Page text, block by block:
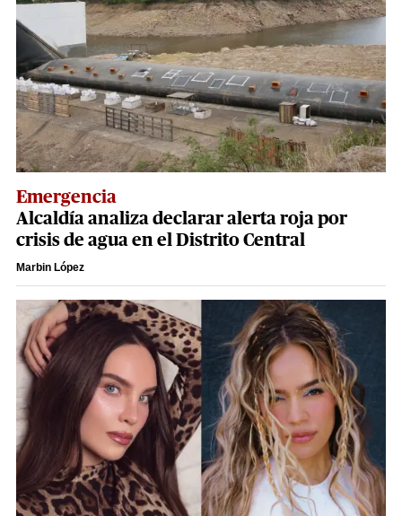
Emergencia
Alcaldía analiza declarar alerta roja por
crisis de agua en el Distrito Central
Marbin López